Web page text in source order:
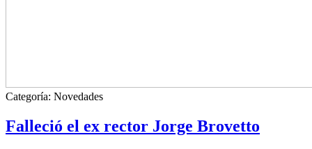
Categoría: Novedades
Falleció el ex rector Jorge Brovetto